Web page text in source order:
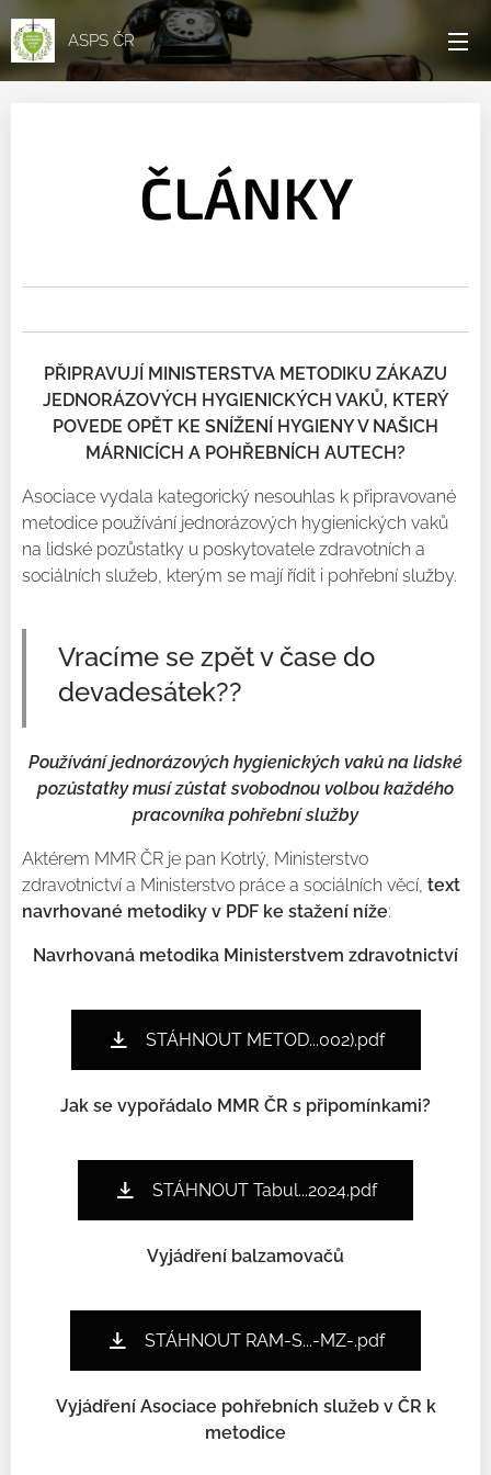
ASPS ČR
ČLÁNKY
PŘIPRAVUJÍ MINISTERSTVA METODIKU ZÁKAZU
JEDNORÁZOVÝCH HYGIENICKÝCH VAKŮ, KTERÝ
POVEDE OPĚT KE SNÍŽENÍ HYGIENY V NAŠICH
MÁRNICÍCH A POHŘEBNÍCH AUTECH?
Asociace vydala kategorický nesouhlas k připravované
metodice používání jednorázových hygienických vaků
na lidské pozůstatky u poskytovatele zdravotních a
sociálních služeb, kterým se mají řídit i pohřební služby.
Vracíme se zpět v čase do
devadesátek??
Používání jednorázových hygienických vaků na lidské
pozůstatky musí zůstat svobodnou volbou každého
pracovníka pohřební služby
Aktérem MMR ČR je pan Kotrlý, Ministerstvo
zdravotnictví a Ministerstvo práce a sociálních věcí, text
navrhované metodiky v PDF ke stažení níže:
Navrhovaná metodika Ministerstvem zdravotnictví
STÁHNOUT METOD...002).pdf
Jak se vypořádalo MMR ČR s připomínkami?
STÁHNOUT Tabul...2024.pdf
Vyjádření balzamovačů
STÁHNOUT RAM-S...-MZ-.pdf
Vyjádření Asociace pohřebních služeb v ČR k
metodice